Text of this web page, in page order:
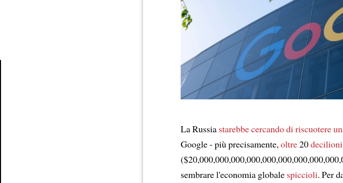
La Russia starebbe cercando di riscuotere
Google - più precisamente,oltre20decilioni
sembrare l'economia globale spiccioli. Per